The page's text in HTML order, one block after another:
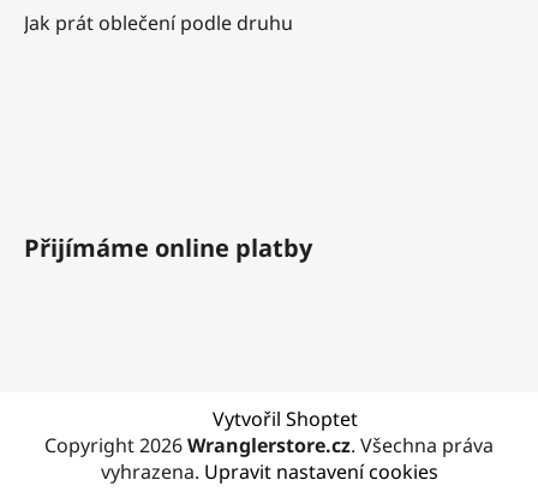
Jak prát oblečení podle druhu
Přijímáme online platby
Vytvořil Shoptet
Copyright 2026Wranglerstore.cz. Všechna práva
vyhrazena. Upravit nastavení cookies